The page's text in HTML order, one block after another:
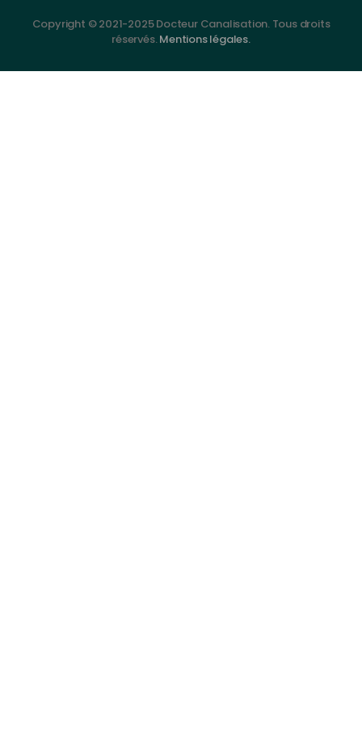
Copyright © 2021-2025 Docteur Canalisation. Tous droits
réservés.Mentions légales.